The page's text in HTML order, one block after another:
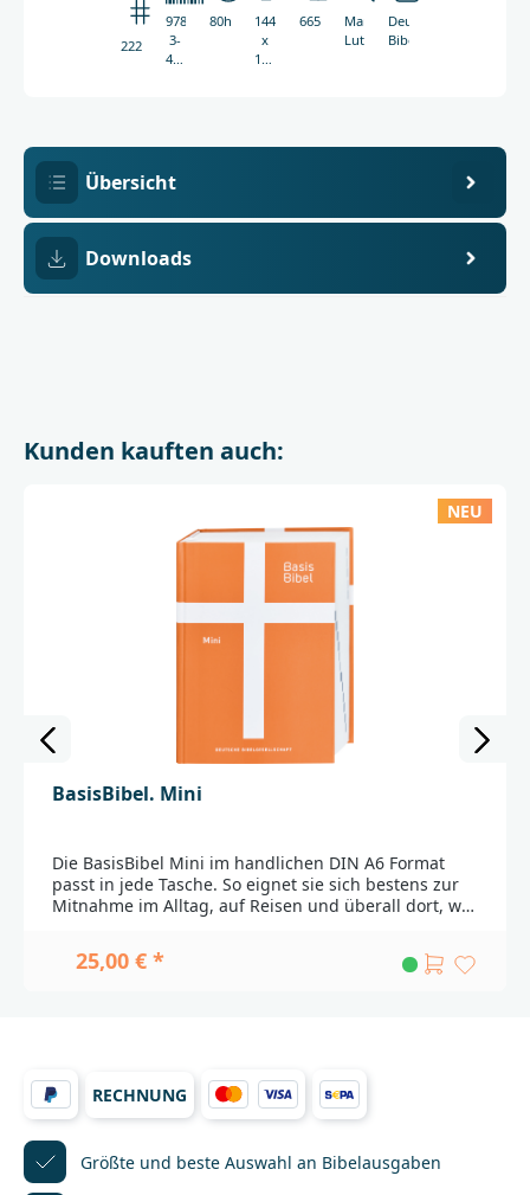
2225
978-
3-
438-
80h
144
x
152
665g
Martin
Luther
Deutsche
Bibelgesellschaft
Übersicht
Downloads
Kunden kauften auch:
NEU
BasisBibel. Mini
Die BasisBibel Mini im handlichen DIN A6 Format
passt in jede Tasche. So eignet sie sich bestens zur
Mitnahme im Alltag, auf Reisen und überall dort, wo
schnell griffbereit. Wer sagt denn, dass Bibel
unhandlich und schwer sein muss? Die BasisBibel im
Reisen und überall dort, wo der Platz knapp ist. Das
flexible Cover ermöglicht eine gute Handhabe der
kleinen Ausgabe. Dabei enthält die BasisBibel Mini
den gesamten Inhalt der BasisBibel. Und auch im
kompakten Format gilt: Die BasisBibel ist einfach zu
lesen und gut zu verstehen.
25,00 € *
RECHNUNG
Größte und beste Auswahl an Bibelausgaben